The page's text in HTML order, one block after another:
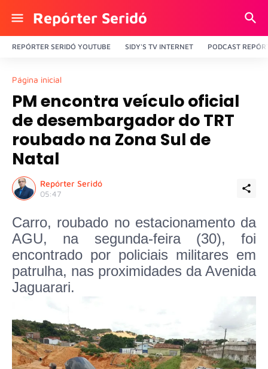
Repórter Seridó
REPÓRTER SERIDÓ YOUTUBE SIDY'S TV INTERNET PODCAST
Página inicial
PM encontra veículo oficial
de desembargador do TRT
roubado na Zona Sul de
Natal
Repórter Seridó
05:47
Carro, roubado no estacionamento da
AGU, na segunda-feira (30), foi
encontrado por policiais militares em
patrulha, nas proximidades da Avenida
Jaguarari.